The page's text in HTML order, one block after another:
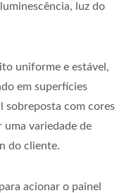
luz do
uniforme e estável,
em superfícies
sobreposta com cores
uma variedade de
do cliente.
acionar o painel